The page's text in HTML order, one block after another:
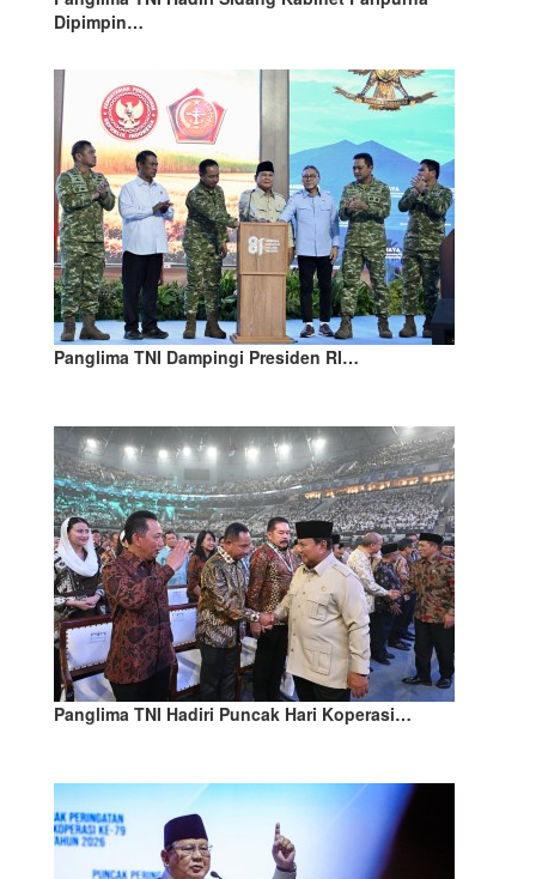
Dipimpin…
Panglima TNI Dampingi Presiden RI…
Panglima TNI Hadiri Puncak Hari Koperasi…